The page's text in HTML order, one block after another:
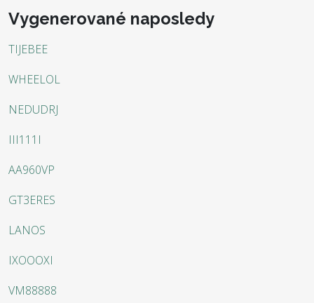
Vygenerované naposledy
TIJEBEE
WHEELOL
NEDUDRJ
III111I
AA960VP
GT3ERES
LANOS
IXOOOXI
VM88888